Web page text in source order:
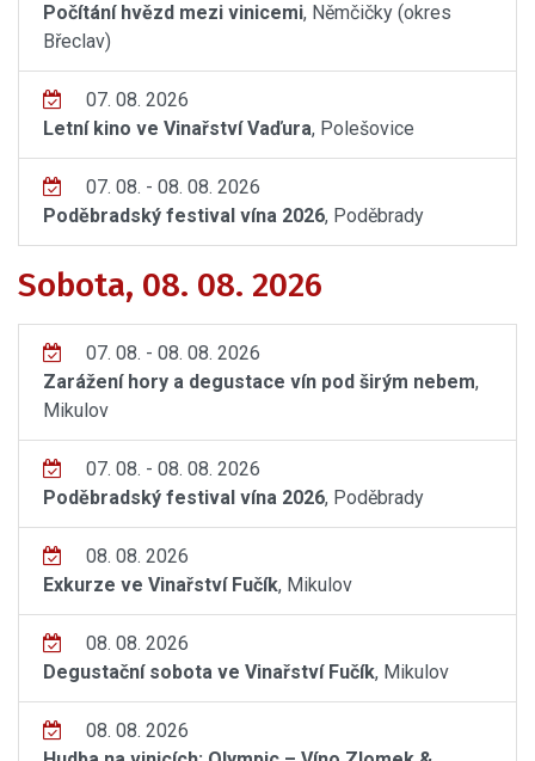
Počítání hvězd mezi vinicemi, Němčičky (okres
Břeclav)
07. 08. 2026
Letní kino ve Vinařství Vaďura, Polešovice
07. 08. - 08. 08. 2026
Poděbradský festival vína 2026, Poděbrady
Sobota, 08. 08. 2026
07. 08. - 08. 08. 2026
Zarážení hory a degustace vín pod širým nebem,
Mikulov
07. 08. - 08. 08. 2026
Poděbradský festival vína 2026, Poděbrady
08. 08. 2026
Exkurze ve Vinařství Fučík, Mikulov
08. 08. 2026
Degustační sobota ve Vinařství Fučík, Mikulov
08. 08. 2026